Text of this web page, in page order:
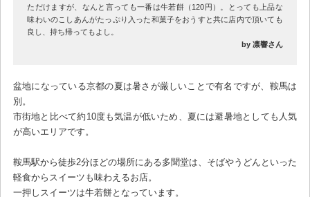
ただけますが、なんと言っても一番は牛若餅（120円）。とっても上品な
味わいのこしあんがたっぷり入った和菓子をおうすと共に店内で頂いても
良し、持ち帰ってもよし。
by 凛響さん
盆地になっている京都の夏は暑さが厳しいことで有名ですが、鞍馬は
別。
市街地と比べて約10度も気温が低いため、夏には避暑地としても人気
が高いエリアです。
鞍馬駅から徒歩2分ほどの場所にある多聞堂は、そばやうどんといった
軽食からスイーツも味わえるお店。
一押しスイーツは牛若餅となっています。